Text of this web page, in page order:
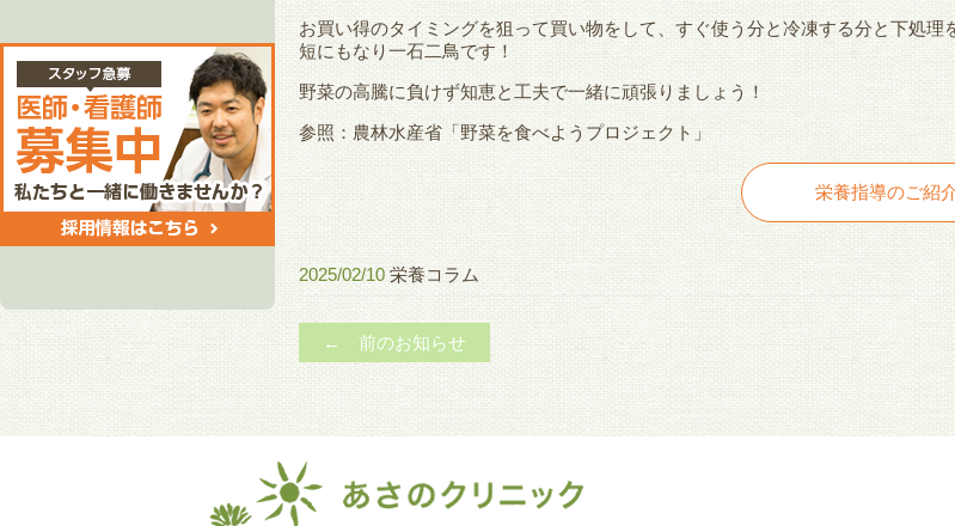
お買い得のタイミングを狙って買い物をして、すぐ使う分と冷凍する分と下処理
短にもなり一石二鳥です！
野菜の高騰に負けず知恵と工夫で一緒に頑張りましょう！
参照： 農林水産省「野菜を食べようプロジェクト」
栄養指導のご紹
2025/02/10 栄養コラム
← 前のお知らせ